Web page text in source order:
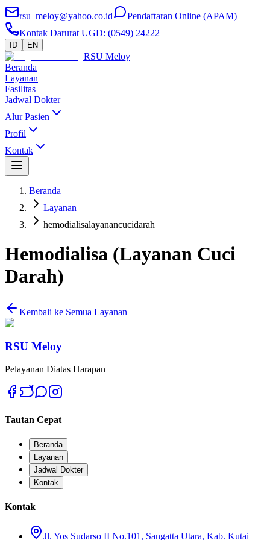
rsu_meloy@yahoo.co.id
Pendaftaran Online (APAM)
Kontak Darurat UGD: (0549) 24222
ID EN
RSU Meloy
Beranda
Layanan
Fasilitas
Jadwal Dokter
Alur Pasien
Profil
Kontak
Beranda
Layanan
hemodialisalayanancucidarah
Hemodialisa (Layanan Cuci
Darah)
Kembali ke Semua Layanan
RSU Meloy
Pelayanan Diatas Harapan
Tautan Cepat
Beranda
Layanan
Jadwal Dokter
Kontak
Kontak
Jl. Yos Sudarso II No.101, Sangatta Utara, Kab. Kutai